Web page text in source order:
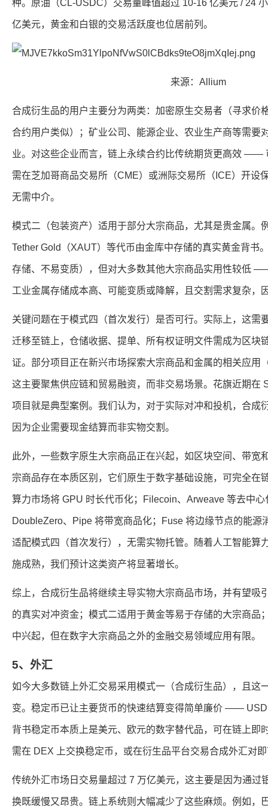
种。原油（CL-USDC）交易量峰值超过 10-16 亿美元 / 24
亿美元，黄金和白银的交易活跃度也位居前列。
来源：Allium
合成衍生品的用户主要分为两类：加密原生交易者（寻求价
合约用户类似）；矿业公司、能源企业、农业生产商等需要
业。对这些企业而言，链上永续合约比传统期货更高效 ——
需在芝加哥商品交易所（CME）或洲际交易所（ICE）开设
无需中介。
模式二（包装资产）适用于部分大宗商品，尤其是贵金属。
Tether Gold（XAUT）等代币由金库中存储的真实黄金背书
存储、不易变质），但对大多数其他大宗商品实用性较低
工业金属存储成本高、可能变质或降解，且交割需求复杂，
关键问题在于模式四（首次发行）是否可行。实际上，这需
迁移至链上，仓储收据、提单、所有权证明文件需成为区块
证。部分项目正在新兴市场探索大宗商品和金属的相关应用
这主要聚焦供应链和贸易融资，而非交易场景。花旗近期在
项目就是典型案例。我们认为，对于实际对冲和投机，合成
因为企业需要现金结算而非实物交割。
此外，一些数字原生大宗商品正在兴起，如区块空间、带宽
宗商品存在本质区别，它们原生于数字基础设施，可完全在
算力市场将 GPU 时长代币化；Filecoin、Arweave 等去中
DoubleZero、Pipe 将带宽商品化；Fuse 将边缘节点的能源
适配模式四（首次发行），无需实物托管。随着人工智能算
施成熟，我们预计这类资产将显著增长。
综上，合成衍生品将继续主导实物大宗商品市场，并有望吸
的真实对冲资金；模式二适用于黄金等易于存储的大宗商品
中兴起，但在数字大宗商品之外的金融交易领域应用有限。
5、外汇
如今大多数链上外汇交易采用模式一（合成衍生品），且这
变。稳定币已让主要货币的快速结算变得简单廉价 ——
背书稳定币本质上是美元、欧元的数字替代品，可在链上即
需在 DEX 上交换稳定币，或在衍生品平台交易合成外汇对
传统外汇市场日交易量超过 7 万亿美元，这主要是因为通过
换既缓慢又昂贵。链上系统则大幅减少了这些麻烦。例如，